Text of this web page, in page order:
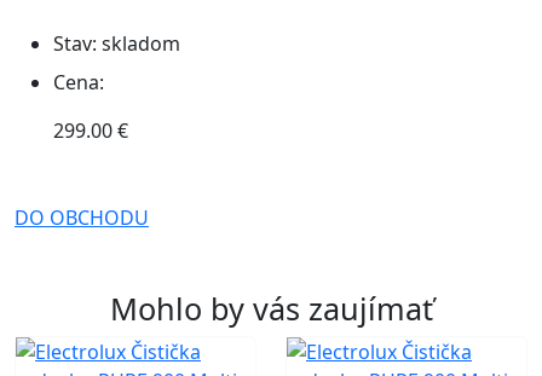
Stav: skladom
Cena:
299.00 €
DO OBCHODU
Mohlo by vás zaujímať